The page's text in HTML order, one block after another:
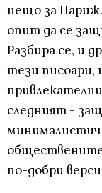
нещо за Париж.
опит да се
Разбира се, и
тези писоари,
следният -
по-добри